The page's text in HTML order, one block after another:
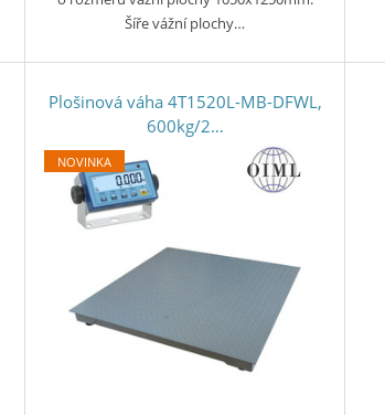
Šíře vážní plochy…
Plošinová váha 4T1520L-MB-DFWL,
600kg/2…
NOVINKA